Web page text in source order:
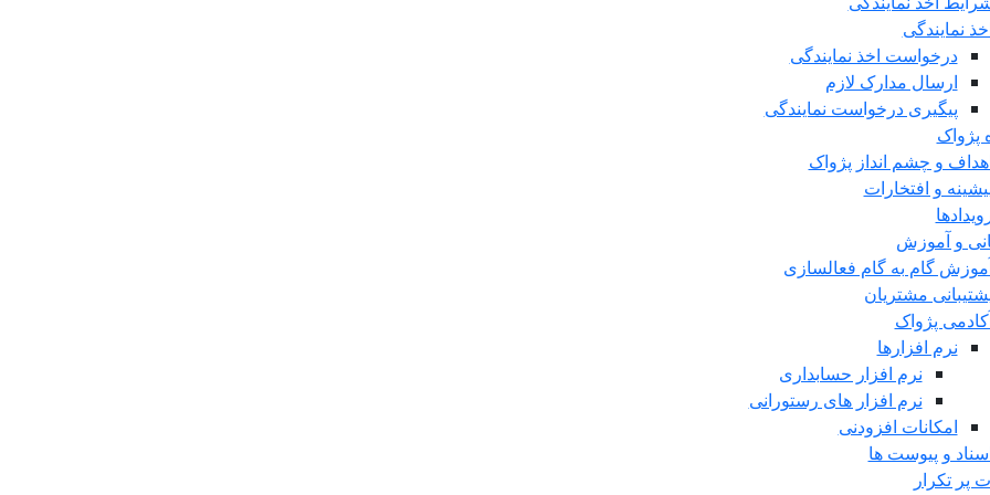
نمایندگی
درخواست اخذ نمایندگی
ارسال مدارک لازم
پیگیری درخواست نمایندگی
پژواک
و چشم انداز پژواک
و افتخارات
و آموزش
گام به گام فعالسازی
مشتریان
پژواک
نرم افزارها
نرم افزار حسابداری
نرم افزار های رستورانی
امکانات افزودنی
و پیوست ها
پر تکرار